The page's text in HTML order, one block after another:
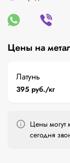
Цены на
Латунь
395 руб./кг
Цены могут
сегодня